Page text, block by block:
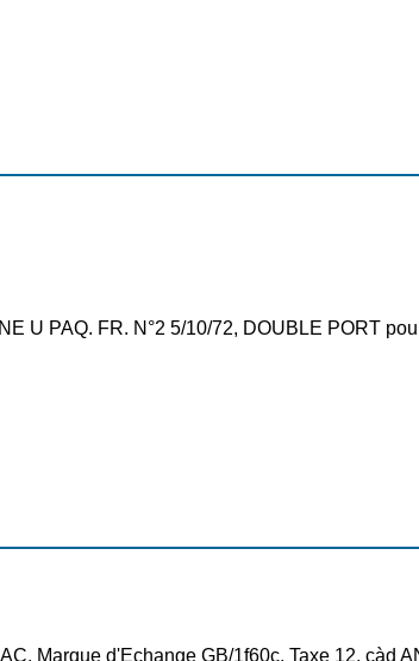
U PAQ. FR. N°2 5/10/72, DOUBLE PORT
Marque d'Echange GB/1f60c, Taxe 12, càd